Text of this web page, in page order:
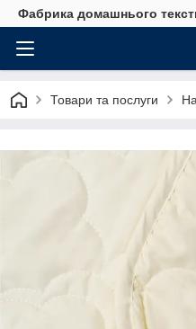
Фабрика домашнього
Товари та послуги